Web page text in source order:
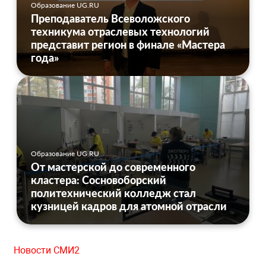
Образование UG.RU
Преподаватель Всеволожского
техникума отраслевых технологий
представит регион в финале «Мастера
года»
Образование UG.RU
От мастерской до современного
кластера: Сосновоборский
политехнический колледж стал
кузницей кадров для атомной отрасли
Новости СМИ2